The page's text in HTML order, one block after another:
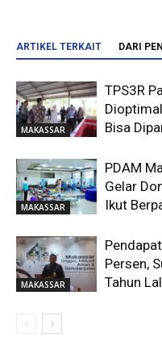
ARTIKEL TERKAIT DARI
MAKASSAR
TPS3R
Bisa
MAKASSAR
PDAM
Gelar
Ikut
MAKASSAR
Persen,
Tahun